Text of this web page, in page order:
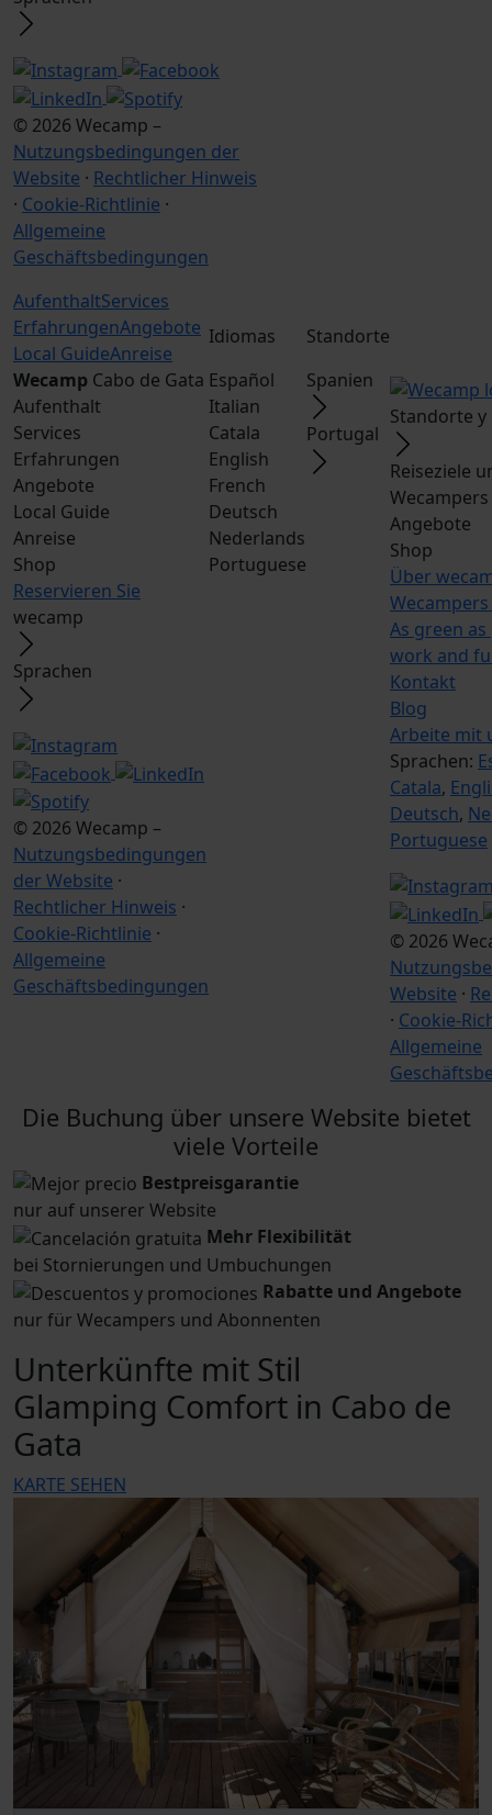
© 2026 Wecamp –
Nutzungsbedingungen der
Website · Rechtlicher Hinweis
· Cookie-Richtlinie ·
Allgemeine
Geschäftsbedingungen
AufenthaltServices
ErfahrungenAngebote
Local GuideAnreise
Wecamp Cabo de Gata
Aufenthalt
Services
Erfahrungen
Angebote
Local Guide
Anreise
Shop
Reservieren Sie
wecamp
Sprachen
© 2026 Wecamp –
Nutzungsbedingungen
der Website ·
Rechtlicher Hinweis ·
Cookie-Richtlinie ·
Allgemeine
Geschäftsbedingungen
Idiomas
Español
Italian
Catala
English
French
Deutsch
Nederlands
Portuguese
Standorte
Spanien
Portugal
Standorte
Reiseziele
Angebote
Shop
Über
As green
work and
Kontakt
Blog
Arbeite mit
Sprachen:
Catala,
Deutsch,
Portuguese
© 2026
Website ·
· Cookie-
Allgemeine
Die Buchung über unsere Website bietet
viele Vorteile
Bestpreisgarantie
nur auf unserer Website
Mehr Flexibilität
bei Stornierungen und Umbuchungen
Rabatte und Angebote
nur für Wecampers und Abonnenten
Unterkünfte mit Stil
Glamping Comfort in Cabo de
Gata
KARTE SEHEN